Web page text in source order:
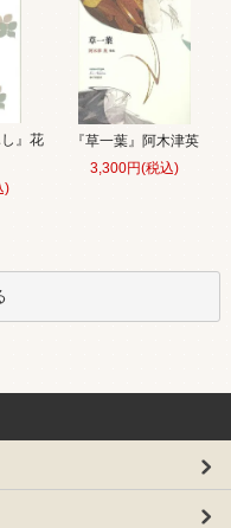
し』花
)
『草一葉』阿木津英
3,300円(税込)